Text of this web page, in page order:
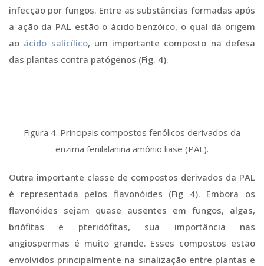
infecção por fungos. Entre as substâncias formadas após
a ação da PAL estão o ácido benzóico, o qual dá origem
ao ácido salicílico, um importante composto na defesa
das plantas contra patógenos (Fig. 4).
Figura 4. Principais compostos fenólicos derivados da
enzima fenilalanina amônio liase (PAL).
Outra importante classe de compostos derivados da PAL
é representada pelos flavonóides (Fig 4). Embora os
flavonóides sejam quase ausentes em fungos, algas,
briófitas e pteridófitas, sua importância nas
angiospermas é muito grande. Esses compostos estão
envolvidos principalmente na sinalização entre plantas e